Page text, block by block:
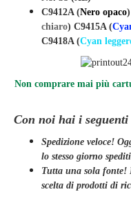
C9412A (Nero opaco
chiaro) C9415A (
C9418A (Cyan
Non comprare mai più
Con noi hai i
Spedizione veloce!
lo stesso giorno spediti
Tutta una sola fonte!
scelta di prodotti di